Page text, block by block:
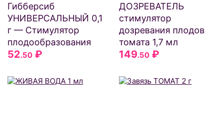
Гибберсиб
УНИВЕРСАЛЬНЫЙ 0,1
г — Стимулятор
плодообразования
52.50 ₽
ДОЗРЕВАТЕЛЬ
стимулятор
дозревания плодов
томата 1,7 мл
149.50 ₽